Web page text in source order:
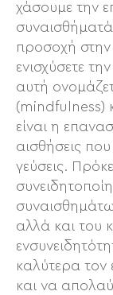
χάσουμε την
προσοχή
ενισχύσετε
αυτή
(mindfulness)
είναι η
αισθήσεις
γεύσεις.
αλλά και του
καλύτερα τον
και να